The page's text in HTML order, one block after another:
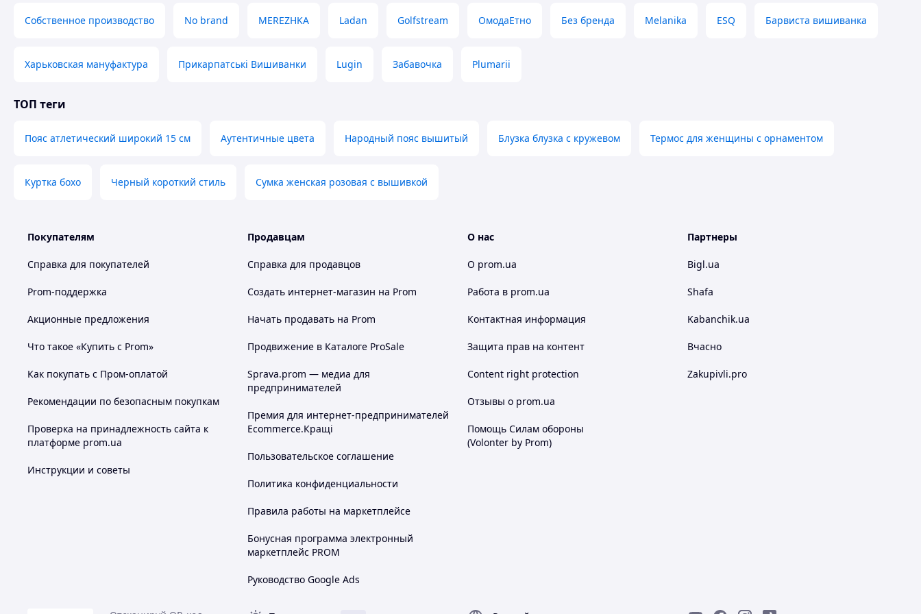
Оригінальність
Індивідуальний дизайн
Великий асортимент товару, що постійно оновлюється
Також в нашому Інтернет-магазин "Скарбниця Карпат"― Ви знайдете
сувенірна продукція
Тільки у нас Ви знайдете оригінальні та неповторні речі, що стануть чудовим подарунком для Вас та
Собственное производство No brand MEREZHKA Ladan Golfstream ОмодаЕтно Без бренда Melanika ESQ Барвиста вишиванка
Харьковская мануфактура Прикарпатські Вишиванки Lugin Забавочка Plumarii
ТОП теги
Пояс атлетический широкий 15 см Аутентичные цвета Народный пояс вышитый Блузка блузка с кружевом Термос для женщины с орнаментом
Куртка бохо Черный короткий стиль Сумка женская розовая с вышивкой
Покупателям
Справка для покупателей
Prom-поддержка
Акционные предложения
Что такое «Купить с Prom»
Как покупать с Пром-оплатой
Рекомендации по безопасным покупкам
Проверка на принадлежность сайта к
платформе prom.ua
Инструкции и советы
Продавцам
Справка для продавцов
Создать интернет-магазин на Prom
Начать продавать на Prom
Продвижение в Каталоге ProSale
Sprava.prom — медиа для
предпринимателей
Премия для интернет-предпринимателей
Ecommerce.Кращі
Пользовательское соглашение
Политика конфиденциальности
Правила работы на маркетплейсе
Бонусная программа электронный
маркетплейс PROM
Руководство Google Ads
О нас
О prom.ua
Работа в prom.ua
Контактная информация
Защита прав на контент
Content right protection
Отзывы о prom.ua
Помощь Силам обороны
(Volonter by Prom)
Партнеры
Bigl.ua
Shafa
Kabanchik.ua
Вчасно
Zakupivli.pro